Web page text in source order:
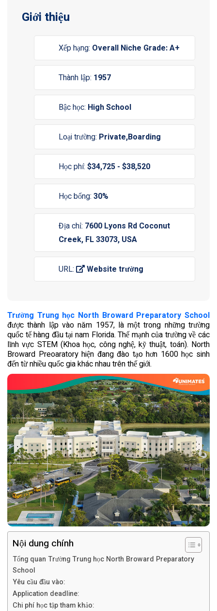
Giới thiệu
Xếp hạng: Overall Niche Grade: A+
Thành lập: 1957
Bậc học: High School
Loại trường: Private,Boarding
Học phí: $34,725 - $38,520
Học bổng: 30%
Địa chỉ: 7600 Lyons Rd Coconut
Creek, FL 33073, USA
URL: Website trường
Trường Trung học North Broward Preparatory School
được thành lập vào năm 1957, là một trong những trường
quốc tế hàng đầu tại nam Florida. Thế mạnh của trường về các
lĩnh vực STEM (Khoa học, công nghệ, kỹ thuật, toán). North
Broward Preoaratory hiện đang đào tạo hơn 1600 học sinh
đến từ nhiều quốc gia khác nhau trên thế giới.
Nội dung chính
Tổng quan Trường Trung học North Broward Preparatory
School
Yêu cầu đầu vào:
Application deadline:
Chi phí học tập tham khảo: